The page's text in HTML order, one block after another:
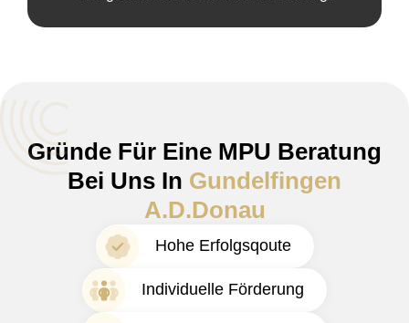
Gründe Für Eine MPU Beratung
Bei Uns In Gundelfingen
A.d.Donau
Hohe Erfolgsqoute
Individuelle Förderung